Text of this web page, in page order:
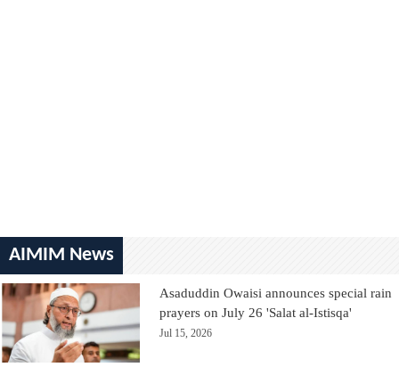
AIMIM News
Asaduddin Owaisi announces special rain
prayers on July 26 'Salat al-Istisqa'
Jul 15, 2026